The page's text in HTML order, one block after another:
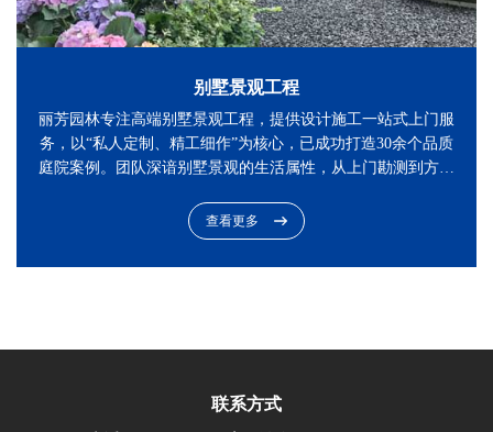
别墅景观工程
丽芳园林专注高端别墅景观工程，提供设计施工一站式上门服
务，以“私人定制、精工细作”为核心，已成功打造30余个品质
庭院案例。团队深谙别墅景观的生活属性，从上门勘测到方案
分区与艺术美感。
查看更多
联系方式